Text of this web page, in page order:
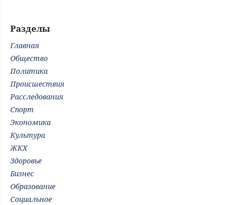
Разделы
Главная
Общество
Политика
Происшествия
Расследования
Спорт
Экономика
Культура
ЖКХ
Здоровье
Бизнес
Образование
Социальное